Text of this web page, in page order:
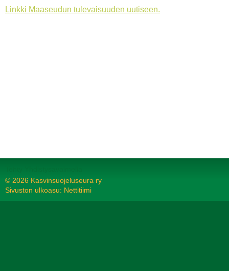
Linkki Maaseudun tulevaisuuden uutiseen.
© 2026 Kasvinsuojeluseura ry
Sivuston ulkoasu: Nettitiimi